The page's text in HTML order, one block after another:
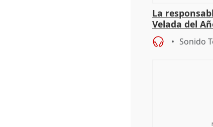
La
Velada del
"Andalucía
cita
Sonido